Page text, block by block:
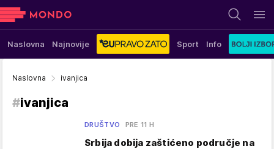
Naslovna Najnovije Sport Info
Naslovna ivanjica
#ivanjica
DRUŠTVO PRE 11 H
Srbija dobija zaštićeno područje na